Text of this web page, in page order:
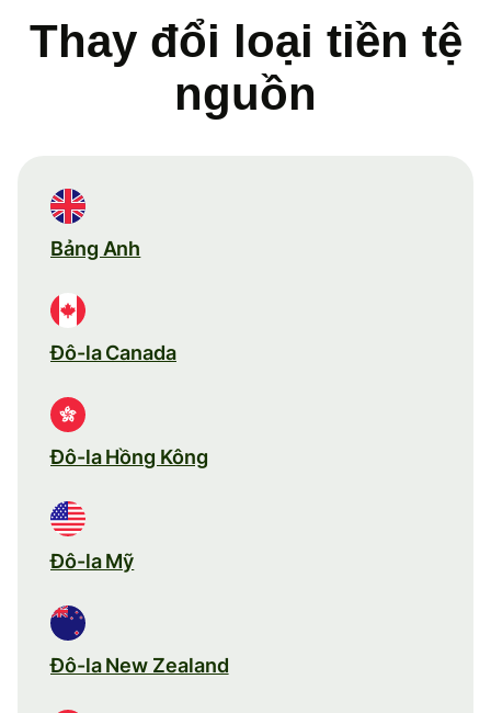
Thay đổi loại tiền tệ
nguồn
Bảng Anh
Đô-la Canada
Đô-la Hồng Kông
Đô-la Mỹ
Đô-la New Zealand